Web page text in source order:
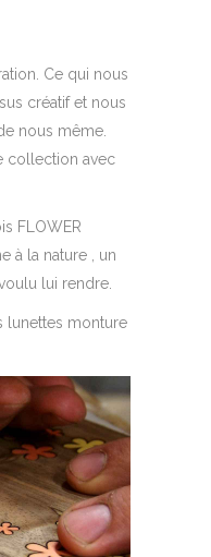
Ce qui nous
créatif et nous
nous même.
collection avec
FLOWER
à la nature , un
lui rendre.
lunettes monture